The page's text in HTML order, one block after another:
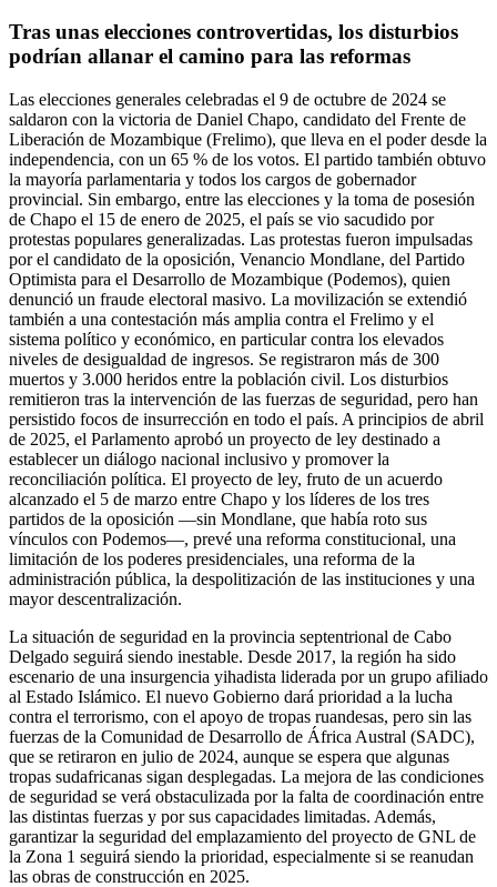
Tras unas elecciones controvertidas, los disturbios
podrían allanar el camino para las reformas
Las elecciones generales celebradas el 9 de octubre de 2024 se
saldaron con la victoria de Daniel Chapo, candidato del Frente de
Liberación de Mozambique (Frelimo), que lleva en el poder desde la
independencia, con un 65 % de los votos. El partido también obtuvo
la mayoría parlamentaria y todos los cargos de gobernador
provincial. Sin embargo, entre las elecciones y la toma de posesión
de Chapo el 15 de enero de 2025, el país se vio sacudido por
protestas populares generalizadas. Las protestas fueron impulsadas
por el candidato de la oposición, Venancio Mondlane, del Partido
Optimista para el Desarrollo de Mozambique (Podemos), quien
denunció un fraude electoral masivo. La movilización se extendió
también a una contestación más amplia contra el Frelimo y el
sistema político y económico, en particular contra los elevados
niveles de desigualdad de ingresos. Se registraron más de 300
muertos y 3.000 heridos entre la población civil. Los disturbios
remitieron tras la intervención de las fuerzas de seguridad, pero han
persistido focos de insurrección en todo el país. A principios de abril
de 2025, el Parlamento aprobó un proyecto de ley destinado a
establecer un diálogo nacional inclusivo y promover la
reconciliación política. El proyecto de ley, fruto de un acuerdo
alcanzado el 5 de marzo entre Chapo y los líderes de los tres
partidos de la oposición —sin Mondlane, que había roto sus
vínculos con Podemos—, prevé una reforma constitucional, una
limitación de los poderes presidenciales, una reforma de la
administración pública, la despolitización de las instituciones y una
mayor descentralización.
La situación de seguridad en la provincia septentrional de Cabo
Delgado seguirá siendo inestable. Desde 2017, la región ha sido
escenario de una insurgencia yihadista liderada por un grupo afiliado
al Estado Islámico. El nuevo Gobierno dará prioridad a la lucha
contra el terrorismo, con el apoyo de tropas ruandesas, pero sin las
fuerzas de la Comunidad de Desarrollo de África Austral (SADC),
que se retiraron en julio de 2024, aunque se espera que algunas
tropas sudafricanas sigan desplegadas. La mejora de las condiciones
de seguridad se verá obstaculizada por la falta de coordinación entre
las distintas fuerzas y por sus capacidades limitadas. Además,
garantizar la seguridad del emplazamiento del proyecto de GNL de
la Zona 1 seguirá siendo la prioridad, especialmente si se reanudan
las obras de construcción en 2025.